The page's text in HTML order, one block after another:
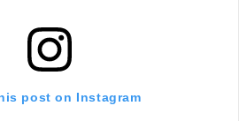
post on Instagram